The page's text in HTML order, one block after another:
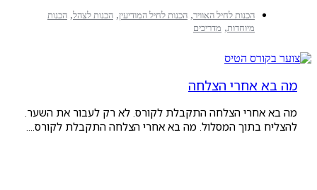
הכנות לחיל האוויר,הכנות לחיל המודיעין,הכנות לצהל,הכנות
מדריכים
אחרי הצלחה
הצלחה התקבלת לקורס. לא רק לעבור את השער.
בתוך המסלול. מה בא אחרי הצלחה התקבלת לקורס....